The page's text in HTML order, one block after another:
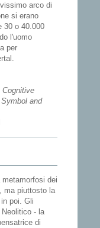
arco di
si erano
30 o 40.000
l'uomo
per
Cognitive
and
dei
ma piuttosto la
poi. Gli
- la
di